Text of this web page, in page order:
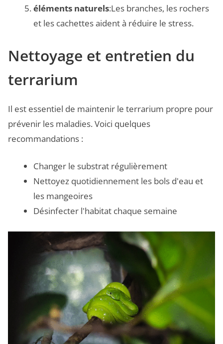
éléments naturels:Les branches, les rochers
et les cachettes aident à réduire le stress.
Nettoyage et entretien du
terrarium
Il est essentiel de maintenir le terrarium propre pour
prévenir les maladies. Voici quelques
recommandations :
Changer le substrat régulièrement
Nettoyez quotidiennement les bols d'eau et
les mangeoires
Désinfecter l'habitat chaque semaine